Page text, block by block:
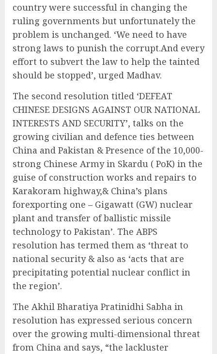
country were successful in changing the
ruling governments but unfortunately the
problem is unchanged. ‘We need to have
strong laws to punish the corrupt.And every
effort to subvert the law to help the tainted
should be stopped’, urged Madhav.
The second resolution titled ‘DEFEAT
CHINESE DESIGNS AGAINST OUR NATIONAL
INTERESTS AND SECURITY’, talks on the
growing civilian and defence ties between
China and Pakistan & Presence of the 10,000-
strong Chinese Army in Skardu ( PoK) in the
guise of construction works and repairs to
Karakoram highway,& China’s plans
forexporting one – Gigawatt (GW) nuclear
plant and transfer of ballistic missile
technology to Pakistan’. The ABPS
resolution has termed them as ‘threat to
national security & also as ‘acts that are
precipitating potential nuclear conflict in
the region’.
The Akhil Bharatiya Pratinidhi Sabha in
resolution has expressed serious concern
over the growing multi-dimensional threat
from China and says, “the lackluster